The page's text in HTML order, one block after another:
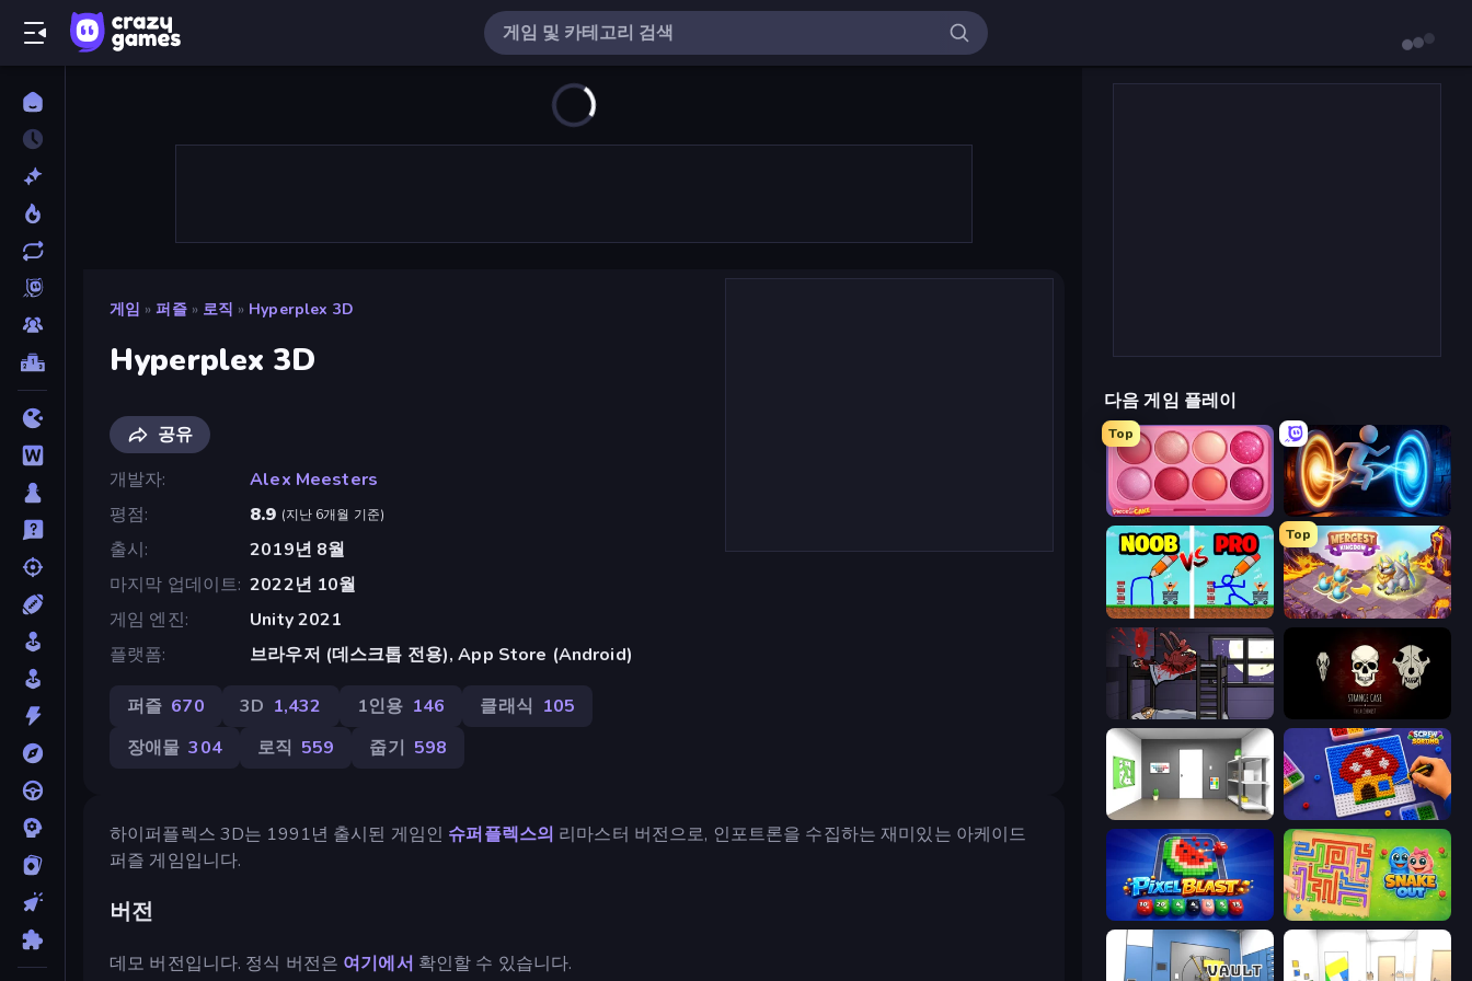
게임 » 퍼즐 » 로직 » Hyperplex 3D
Hyperplex 3D
공유
개발자
Alex Meesters
평점
8.9 (지난 6개월 기준)
출시
2019년 8월
마지막 업데이트 2022년 10월
게임 엔진
Unity 2021
플랫폼
브라우저 (데스크톱 전용), App Store (Android)
퍼즐 670 3D 1,432 1인용 146 클래식 105
장애물 304 로직 559 줍기 598
하이퍼플렉스 3D는 1991년 출시된 게임인 슈퍼플렉스의 리마스터 버전으로, 인포트론을 수집하는 재미있는 아케이드
퍼즐 게임입니다.
버전
데모 버전입니다. 정식 버전은 여기에서 확인할 수 있습니다.
다음 게임 플레이
Top
Piece of Cake: Merge and Bake Portal Escape
DOP Noob: Draw to Save
Top
Mergest Kingdom
The Visitor
Paint Room Escape Screw Sorting
Pixel Blast Snake Out: Maze Escape